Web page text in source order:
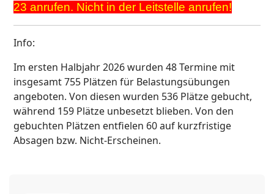
23 anrufen. Nicht in der Leitstelle anrufen!
Info:
Im ersten Halbjahr 2026 wurden 48 Termine mit
insgesamt 755 Plätzen für Belastungsübungen
angeboten. Von diesen wurden 536 Plätze gebucht,
während 159 Plätze unbesetzt blieben. Von den
gebuchten Plätzen entfielen 60 auf kurzfristige
Absagen bzw. Nicht-Erscheinen.